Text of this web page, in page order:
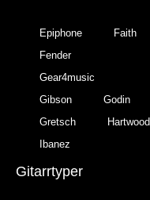
Epiphone
Faith
Fender
Gear4music
Gibson
Godin
Gretsch
Hartwood
Ibanez
Gitarrtyper